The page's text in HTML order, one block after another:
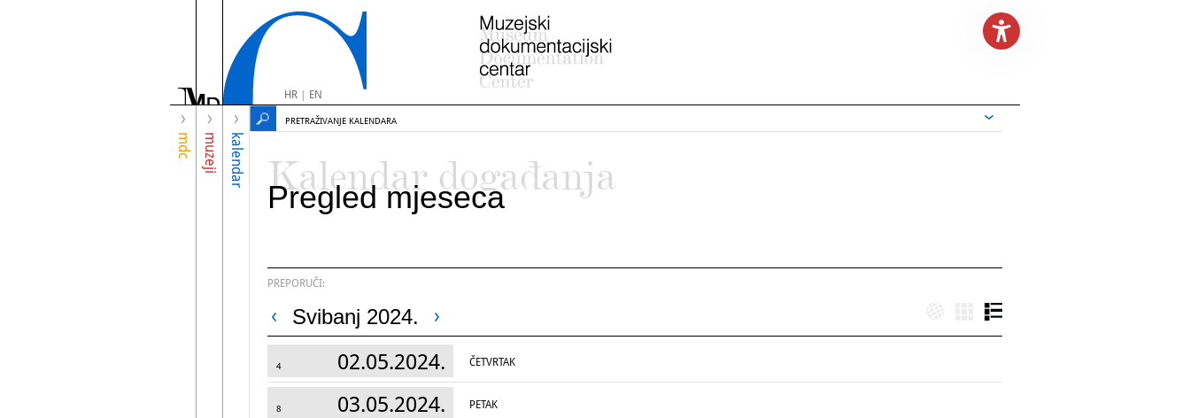
HR| EN
mdc muzeji kalendar
PRETRAŽIVANJE KALENDARA
Kalendar događanja
Pregled mjeseca
PREPORUČI:
Svibanj 2024.
4 02.05.2024. ČETVRTAK
8 03.05.2024. PETAK